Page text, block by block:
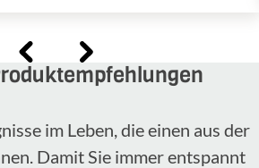
im Leben, die einen aus der
Damit Sie immer entspannt